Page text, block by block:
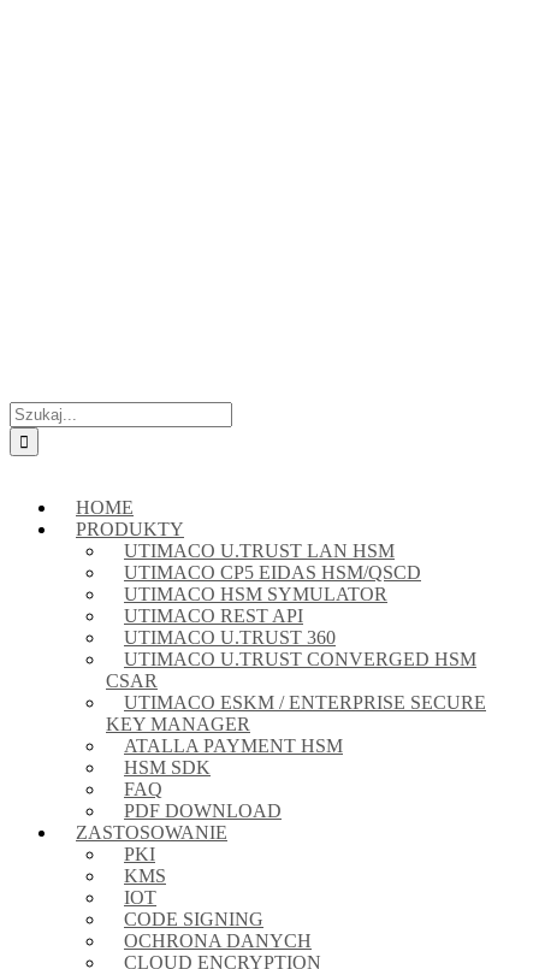
Szukaj
HOME
PRODUKTY
UTIMACO U.TRUST LAN HSM
UTIMACO CP5 EIDAS HSM/QSCD
UTIMACO HSM SYMULATOR
UTIMACO REST API
UTIMACO U.TRUST 360
UTIMACO U.TRUST CONVERGED HSM
CSAR
UTIMACO ESKM / ENTERPRISE SECURE
KEY MANAGER
ATALLA PAYMENT HSM
HSM SDK
FAQ
PDF DOWNLOAD
ZASTOSOWANIE
PKI
KMS
IOT
CODE SIGNING
OCHRONA DANYCH
CLOUD ENCRYPTION